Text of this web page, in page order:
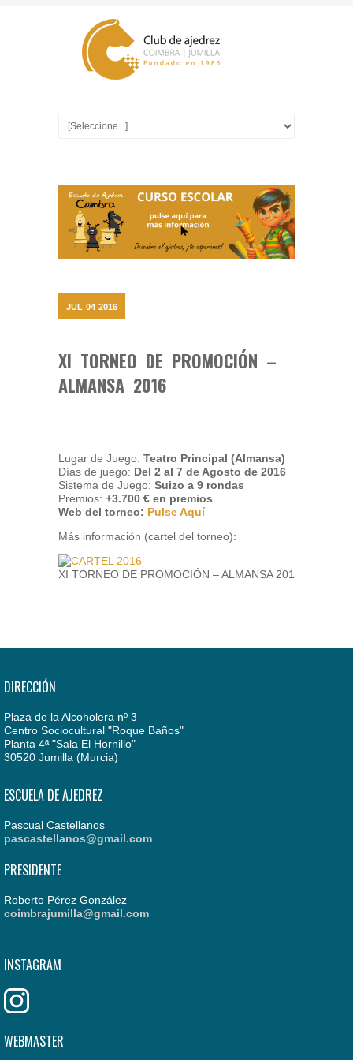
JUL 04 2016
XI TORNEO DE PROMOCIÓN –
ALMANSA 2016
Lugar de Juego: Teatro Principal (Almansa)
Días de juego: Del 2 al 7 de Agosto de 2016
Sistema de Juego: Suizo a 9 rondas
Premios: +3.700 € en premios
Web del torneo: Pulse Aquí
Más información (cartel del torneo):
XI TORNEO DE PROMOCIÓN – ALMANSA 2016
DIRECCIÓN
Plaza de la Alcoholera nº 3
Centro Sociocultural "Roque Baños"
Planta 4ª "Sala El Hornillo"
30520 Jumilla (Murcia)
ESCUELA DE AJEDREZ
Pascual Castellanos
pascastellanos@gmail.com
PRESIDENTE
Roberto Pérez González
coimbrajumilla@gmail.com
INSTAGRAM
WEBMASTER